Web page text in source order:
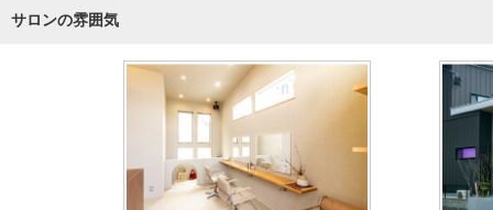
サロンの雰囲気